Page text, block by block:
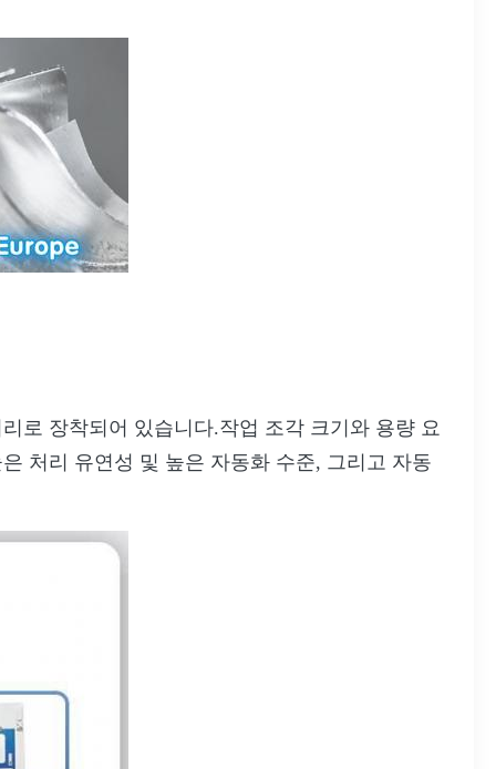
로 장착되어 있습니다.작업 조각 크기와 용량 요
처리 유연성 및 높은 자동화 수준, 그리고 자동